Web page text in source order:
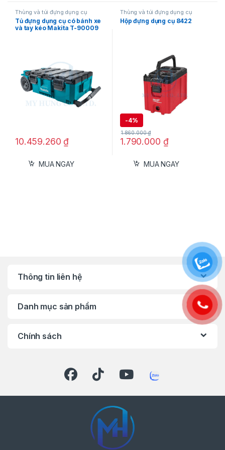
Điểm Nhấn Của Thiết Kế
Nửa Chiều Rộng
Bạn có thể đặt hai chiếc
Hộp 8440 ngay ngắn cạnh nhau trên nóc
của một thùng PACKOUT™ lớn (như 8424,
8425), cho phép bạn phân loại dụng cụ và
vật tư một cách trực quan và hiệu quả.
Giúp tận dụng mọi
khoảng trống trong hệ thống lưu trữ của
Độ Bền Vượt Trội Cho Môi
Trường Công Trường
Chất liệu cấp công nghiệp:
polyme chịu va đập
Thùng và túi đựng dụng cụ
Tủ đựng dụng cụ có bánh xe
và tay kéo Makita T-90009
10.459.260 ₫
MUA NGAY
Thùng và túi đựng dụng cụ
Hộp đựng dụng cụ 8422
-4%
1.790.000 ₫
1.860.000₫
MUA NGAY
Thông tin liên hệ
Danh mục sản phẩm
Chính sách